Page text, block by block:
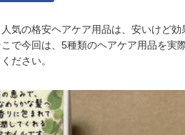
気の格安ヘアケア用品は、安いけど効
で今回は、5種類のヘアケア用品を実
ださい。